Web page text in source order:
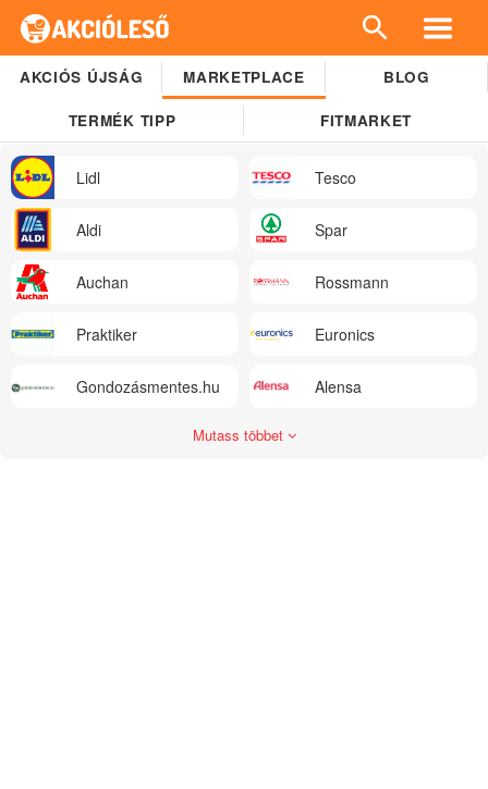
AKCIÓS ÚJSÁG MARKETPLACE BLOG
TERMÉK TIPP FITMARKET
Lidl Tesco
Aldi Spar
Auchan Rossmann
Praktiker Euronics
Gondozásmentes.hu Alensa
Mutass többet